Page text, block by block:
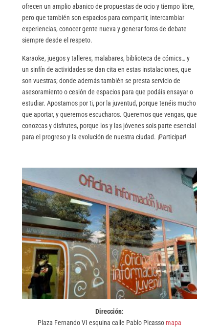
ofrecen un amplio abanico de propuestas de ocio y tiempo libre,
pero que también son espacios para compartir, intercambiar
experiencias, conocer gente nueva y generar foros de debate
siempre desde el respeto.
Karaoke, juegos y talleres, malabares, biblioteca de cómics… y
un sinfín de actividades se dan cita en estas instalaciones, que
son vuestras; donde además también se presta servicio de
asesoramiento o cesión de espacios para que podáis ensayar o
estudiar. Apostamos por ti, por la juventud, porque tenéis mucho
que aportar, y queremos escucharos. Queremos que vengas, que
conozcas y disfrutes, porque los y las jóvenes sois parte esencial
para el progreso y la evolución de nuestra ciudad. ¡Participar!
Dirección:
Plaza Fernando VI esquina calle Pablo Picasso mapa